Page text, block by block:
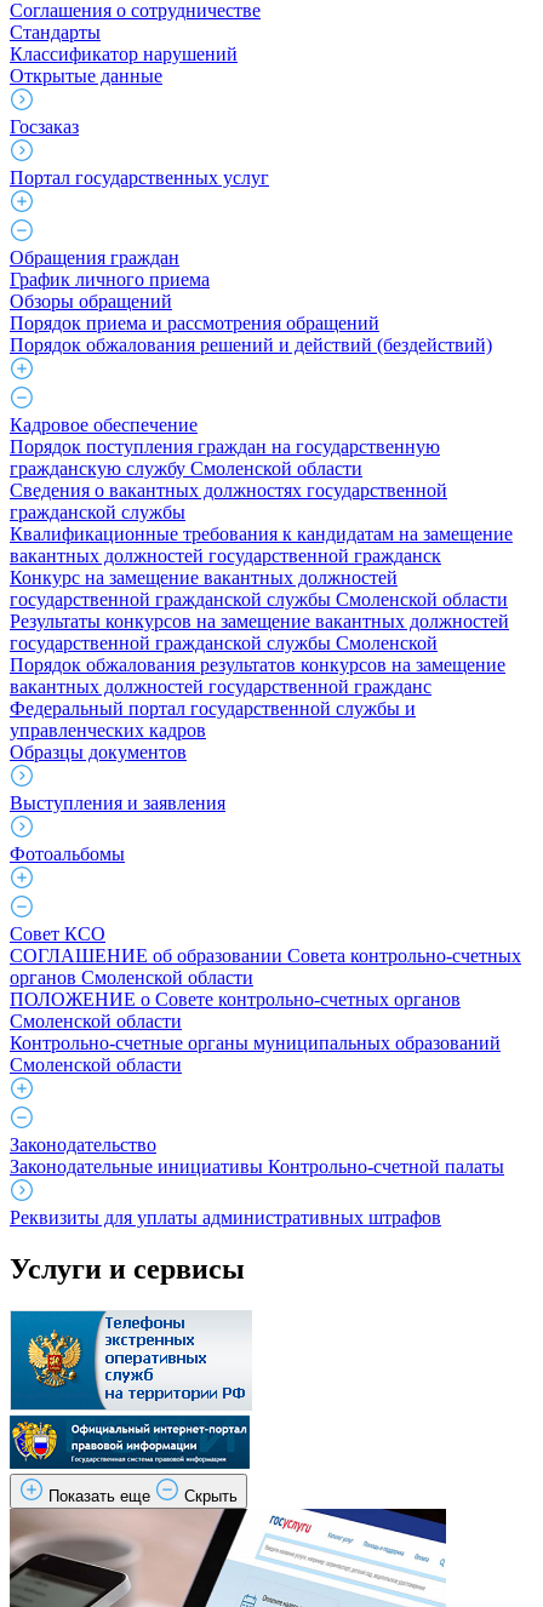
Соглашения о сотрудничестве
Стандарты
Классификатор нарушений
Открытые данные
Госзаказ
Портал государственных услуг
Обращения граждан
График личного приема
Обзоры обращений
Порядок приема и рассмотрения обращений
Порядок обжалования решений и действий (бездействий)
Кадровое обеспечение
Порядок поступления граждан на государственную
гражданскую службу Смоленской области
Сведения о вакантных должностях государственной
гражданской службы
Квалификационные требования к кандидатам на замещение
вакантных должностей государственной гражданск
Конкурс на замещение вакантных должностей
государственной гражданской службы Смоленской области
Результаты конкурсов на замещение вакантных должностей
государственной гражданской службы Смоленской
Порядок обжалования результатов конкурсов на замещение
вакантных должностей государственной гражданс
Федеральный портал государственной службы и
управленческих кадров
Образцы документов
Выступления и заявления
Фотоальбомы
Совет КСО
СОГЛАШЕНИЕ об образовании Совета контрольно-счетных
органов Смоленской области
ПОЛОЖЕНИЕ о Совете контрольно-счетных органов
Смоленской области
Контрольно-счетные органы муниципальных образований
Смоленской области
Законодательство
Законодательные инициативы Контрольно-счетной палаты
Реквизиты для уплаты административных штрафов
Услуги и сервисы
Показать еще Скрыть